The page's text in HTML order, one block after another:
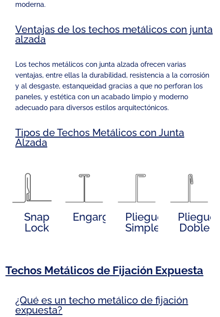
moderna.
Ventajas de los techos metálicos con junta
alzada
Los techos metálicos con junta alzada ofrecen varias
ventajas, entre ellas la durabilidad, resistencia a la corrosión
y al desgaste, estanqueidad gracias a que no perforan los
paneles, y estética con un acabado limpio y moderno
adecuado para diversos estilos arquitectónicos.
Tipos de Techos Metálicos con Junta
Alzada
Snap
Lock
EngargoladoPliegue
Simple
Pliegue
Doble
Techos Metálicos de Fijación Expuesta
¿Qué es un techo metálico de fijación
expuesta?